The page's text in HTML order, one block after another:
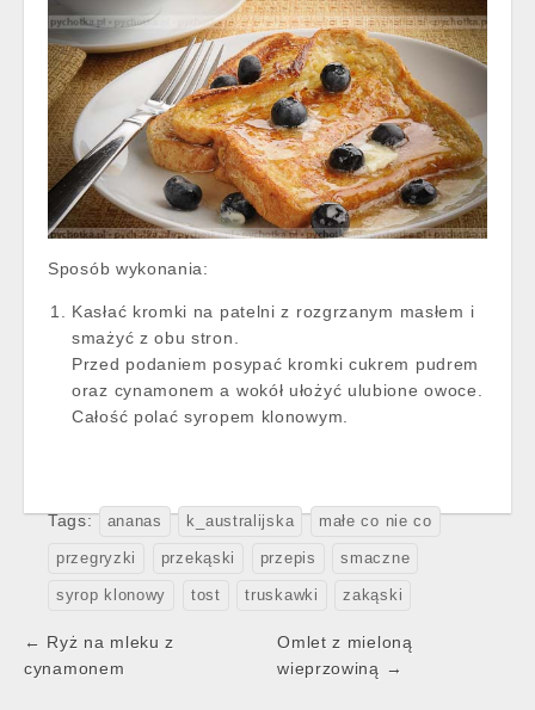
Sposób wykonania:
Kasłać kromki na patelni z rozgrzanym masłem i
smażyć z obu stron.
Przed podaniem posypać kromki cukrem pudrem
oraz cynamonem a wokół ułożyć ulubione owoce.
Całość polać syropem klonowym.
Tags: ananas k_australijska małe co nie co
przegryzki przekąski przepis smaczne
syrop klonowy tost truskawki zakąski
Post
navigation
← Ryż na mleku z
cynamonem
Omlet z mieloną
wieprzowiną →